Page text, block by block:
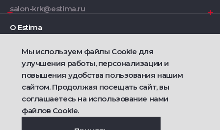
salon-krk@estima.ru
О Estima
Дизайнерам
Фирменные салоны
2021 — 2026 © Estima
Политика конфиденциальности
Договор публичной оферты о продаже товаров
Мы используем файлы Cookie для
улучшения работы, персонализации и
повышения удобства пользования нашим
сайтом. Продолжая посещать сайт, вы
соглашаетесь на использование нами
файлов Cookie.